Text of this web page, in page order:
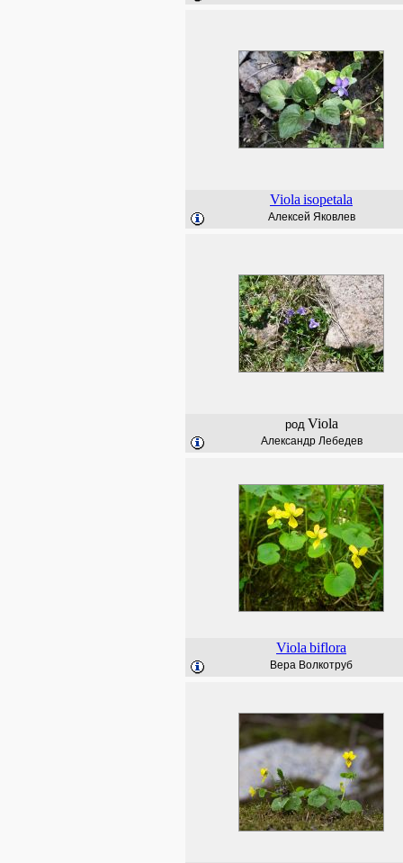
Viola isopetala
Алексей Яковлев
род Viola
Александр Лебедев
Viola biflora
Вера Волкотруб